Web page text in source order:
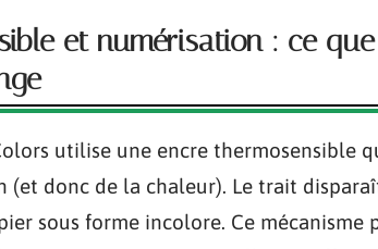
et numérisation : ce
utilise une encre thermosensible
(et donc de la chaleur). Le trait
sous forme incolore. Ce